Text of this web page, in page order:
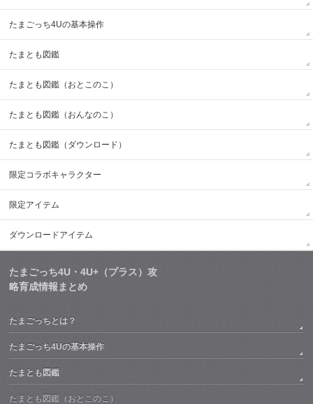
たまごっち4Uの基本操作
たまとも図鑑
たまとも図鑑（おとこのこ）
たまとも図鑑（おんなのこ）
たまとも図鑑（ダウンロード）
限定コラボキャラクター
限定アイテム
ダウンロードアイテム
たまごっち4U・4U+（プラス）攻
略育成情報まとめ
たまごっちとは？
たまごっち4Uの基本操作
たまとも図鑑
たまとも図鑑（おとこのこ）